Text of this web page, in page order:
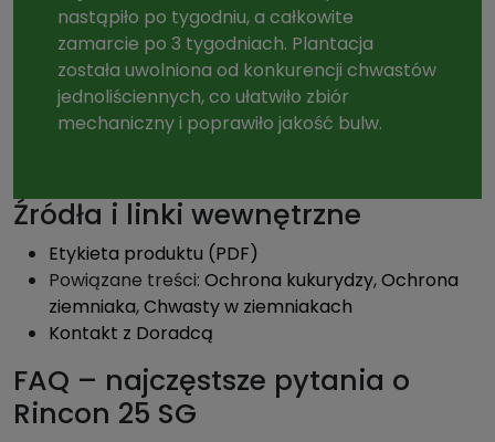
nastąpiło po tygodniu, a całkowite
zamarcie po 3 tygodniach. Plantacja
została uwolniona od konkurencji chwastów
jednoliściennych, co ułatwiło zbiór
mechaniczny i poprawiło jakość bulw.
Źródła i linki wewnętrzne
Etykieta produktu (PDF)
Powiązane treści: Ochrona kukurydzy,Ochrona
ziemniaka,Chwasty w ziemniakach
Kontakt z Doradcą
FAQ – najczęstsze pytania o
Rincon 25 SG